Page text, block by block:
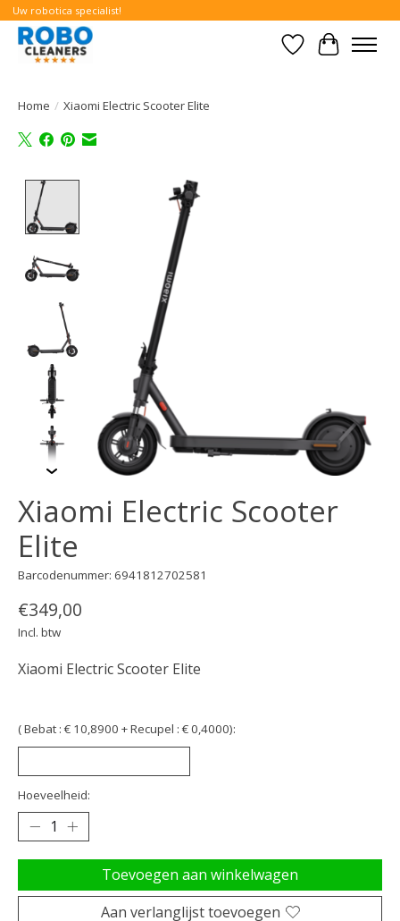
Uw robotica specialist!
Verlanglijst
Home / Xiaomi Electric Scooter Elite
Product image slideshow Items
Xiaomi Electric Scooter
Elite
Barcodenummer: 6941812702581
€349,00
Incl. btw
Xiaomi Electric Scooter Elite
( Bebat : € 10,8900 + Recupel : € 0,4000):
Hoeveelheid:
Toevoegen aan winkelwagen
Aan verlanglijst toevoegen